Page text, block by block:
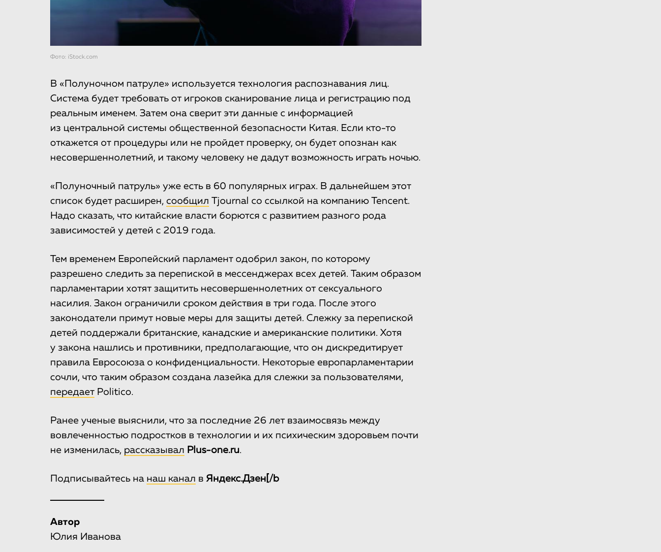
Фото: iStock.com
В «Полуночном патруле» используется технология распознавания лиц.
Система будет требовать от игроков сканирование лица и регистрацию под
реальным именем. Затем она сверит эти данные с информацией
из центральной системы общественной безопасности Китая. Если кто-то
откажется от процедуры или не пройдет проверку, он будет опознан как
несовершеннолетний, и такому человеку не дадут возможность играть ночью.
«Полуночный патруль» уже есть в 60 популярных играх. В дальнейшем этот
список будет расширен, сообщил Tjournal со ссылкой на компанию Tencent.
Надо сказать, что китайские власти борются с развитием разного рода
зависимостей у детей с 2019 года.
Тем временем Европейский парламент одобрил закон, по которому
разрешено следить за перепиской в мессенджерах всех детей. Таким образом
парламентарии хотят защитить несовершеннолетних от сексуального
насилия. Закон ограничили сроком действия в три года. После этого
законодатели примут новые меры для защиты детей. Слежку за перепиской
детей поддержали британские, канадские и американские политики. Хотя
у закона нашлись и противники, предполагающие, что он дискредитирует
правила Евросоюза о конфиденциальности. Некоторые европарламентарии
сочли, что таким образом создана лазейка для слежки за пользователями,
передает Politico.
Ранее ученые выяснили, что за последние 26 лет взаимосвязь между
вовлеченностью подростков в технологии и их психическим здоровьем почти
не изменилась, рассказывал Plus-one.ru.
Подписывайтесь на наш канал в
Автор
Юлия Иванова